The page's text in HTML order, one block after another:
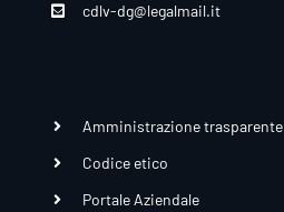
cdlv-dg@legalmail.it
Amministrazione trasparente
Codice etico
Portale Aziendale